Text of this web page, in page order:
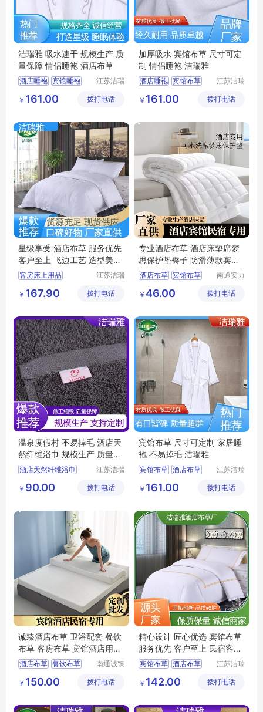
洁瑞雅 吸水速干 规模生产 质
量保障 情侣睡袍 酒店布草
酒店睡袍 宾馆睡袍
宾馆床上用品
江苏洁瑞
有限公司
￥ 161.00 拨打电话
加厚吸水 宾馆布草 尺寸可定
制 情侣睡袍 洁瑞雅
酒店睡袍 宾馆布草
客房床上用品
江苏洁瑞
有限公司
￥ 161.00 拨打电话
星级享受 酒店布草 服务优先
客户至上 飞边工艺 造型美观
洁瑞雅
客房床上用品
酒店床上用品
江苏洁瑞
有限公司
￥ 167.90 拨打电话
专业酒店布草 酒店床垫席梦
思保护垫褥子 防滑薄款宾馆
民宿床护垫
酒店布草 宾馆布草
南通安力
技有限公
￥ 46.00 拨打电话
温泉度假村 不易掉毛 酒店天
然纤维浴巾 规模生产 质量保
障 洁瑞雅
酒店天然纤维浴巾
客房布草 酒店布草
江苏洁瑞
有限公司
￥ 90.00 拨打电话
宾馆布草 尺寸可定制 家居睡
袍 不易掉毛 洁瑞雅
宾馆布草 酒店布草
宾馆睡袍 酒店睡袍
江苏洁瑞
有限公司
￥ 161.00 拨打电话
诚臻酒店布草 卫浴配套 餐饮
布草 客房布草 宾馆酒店用品
宾馆布草
酒店布草 餐饮布草
南通诚臻
公司
￥ 150.00 拨打电话
精心设计 匠心优选 宾馆布草
服务优先 客户至上 民宿客栈
套件 洁瑞雅
宾馆布草 酒店布草
客房布草
江苏洁瑞
有限公司
￥ 142.00 拨打电话